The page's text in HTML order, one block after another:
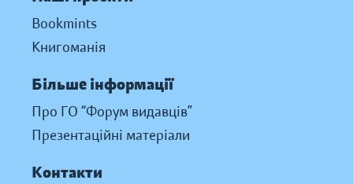
Bookmints
Книгоманія
Більше інформації
Про ГО “Форум видавців”
Презентаційні матеріали
Контакти